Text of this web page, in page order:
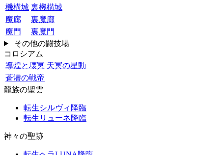
機構城 裏機構城
魔廊
裏魔廊
魔門
裏魔門
その他の闘技場
コロシアム
導煌と壊冥 天冥の星動
蒼潜の戦帝
龍族の聖雲
転生シルヴィ降臨
転生リューネ降臨
神々の聖跡